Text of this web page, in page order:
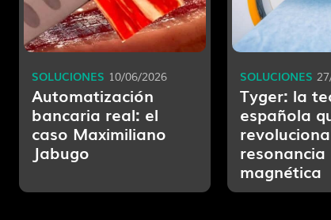
Automatización
bancaria real: el
caso Maximiliano
Jabugo
SOLUCIONES 10/06/2026
Tyger: la
española
resonancia
magnética
SOLUCIONES